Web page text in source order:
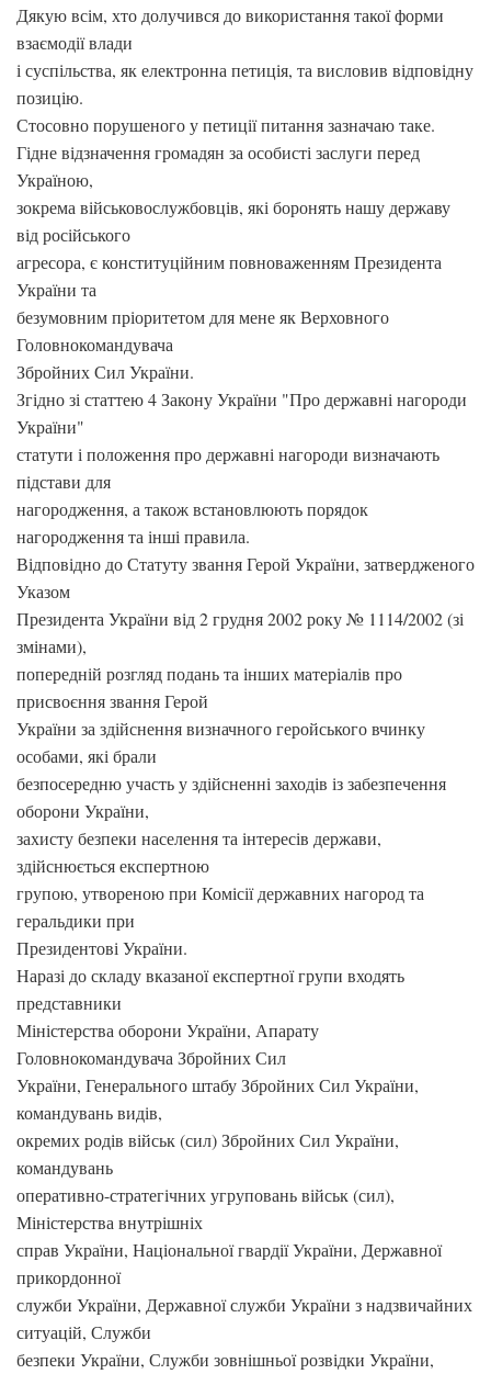
Дякую всім, хто долучився до використання такої форми
взаємодії влади
і суспільства, як електронна петиція, та висловив відповідну
позицію.
Стосовно порушеного у петиції питання зазначаю таке.
Гідне відзначення громадян за особисті заслуги перед
Україною,
зокрема військовослужбовців, які боронять нашу державу
від російського
агресора, є конституційним повноваженням Президента
України та
безумовним пріоритетом для мене як Верховного
Головнокомандувача
Збройних Сил України.
Згідно зі статтею 4 Закону України "Про державні нагороди
України"
статути і положення про державні нагороди визначають
підстави для
нагородження, а також встановлюють порядок
нагородження та інші правила.
Відповідно до Статуту звання Герой України, затвердженого
Указом
Президента України від 2 грудня 2002 року № 1114/2002 (зі
змінами),
попередній розгляд подань та інших матеріалів про
присвоєння звання Герой
України за здійснення визначного геройського вчинку
особами, які брали
безпосередню участь у здійсненні заходів із забезпечення
оборони України,
захисту безпеки населення та інтересів держави,
здійснюється експертною
групою, утвореною при Комісії державних нагород та
геральдики при
Президентові України.
Наразі до складу вказаної експертної групи входять
представники
Міністерства оборони України, Апарату
Головнокомандувача Збройних Сил
України, Генерального штабу Збройних Сил України,
командувань видів,
окремих родів військ (сил) Збройних Сил України,
командувань
оперативно-стратегічних угруповань військ (сил),
Міністерства внутрішніх
справ України, Національної гвардії України, Державної
прикордонної
служби України, Державної служби України з надзвичайних
ситуацій, Служби
безпеки України, Служби зовнішньої розвідки України,